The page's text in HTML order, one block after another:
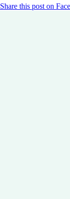
Share this post on